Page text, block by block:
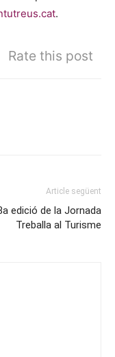
.
Rate this post
Article següent
edició de la Jornada
Treballa al Turisme